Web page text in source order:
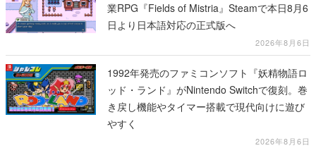
業RPG『Fields of Mistria』Steamで本日8月6
日より日本語対応の正式版へ
2026年8月6日
1992年発売のファミコンソフト『妖精物語ロ
ッド・ランド』がNintendo Switchで復刻。巻
き戻し機能やタイマー搭載で現代向けに遊び
やすく
2026年8月6日